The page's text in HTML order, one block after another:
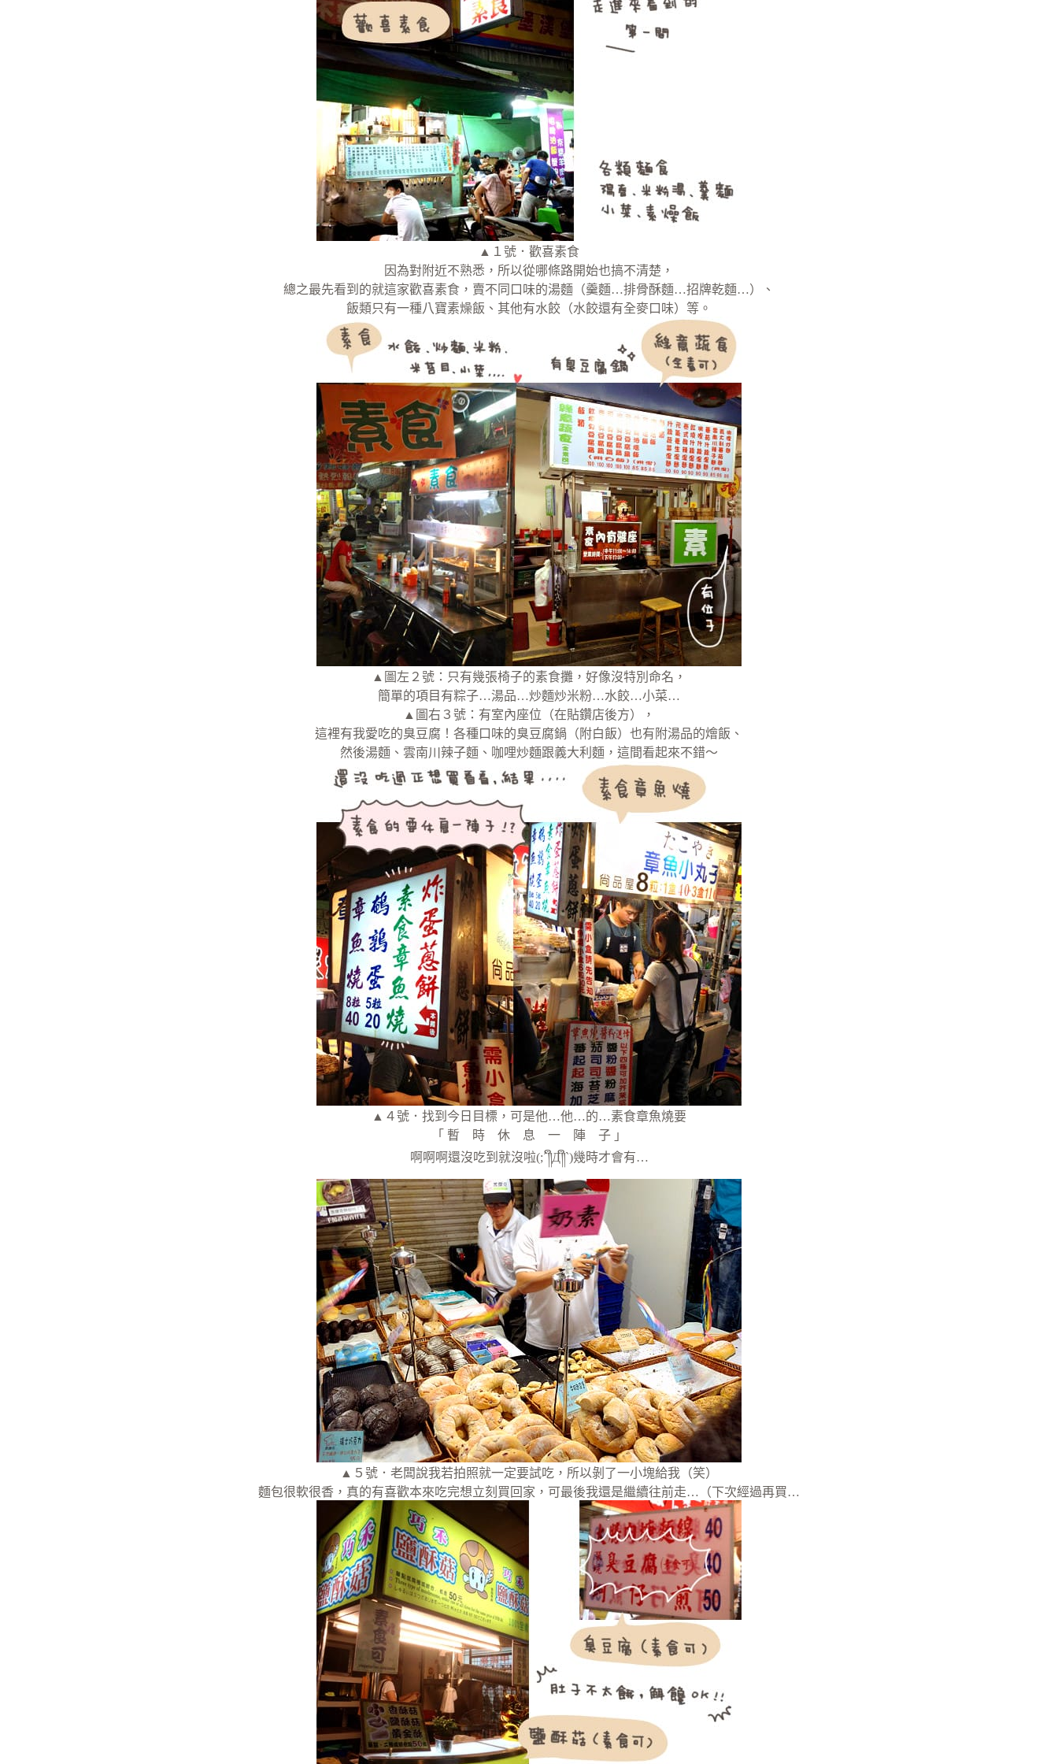
▲１號．歡喜素食
因為對附近不熟悉，所以從哪條路開始也搞不清楚，
總之最先看到的就這家歡喜素食，賣不同口味的湯麵（羹麵…排骨酥麵…招牌乾麵…）、
飯類只有一種八寶素燥飯、其他有水餃（水餃還有全麥口味）等。
▲圖左２號：只有幾張椅子的素食攤，好像沒特別命名，
簡單的項目有粽子…湯品…炒麵炒米粉…水餃…小菜…
▲圖右３號：有室內座位（在貼鑽店後方），
這裡有我愛吃的臭豆腐！各種口味的臭豆腐鍋（附白飯）也有附湯品的燴飯、
然後湯麵、雲南川辣子麵、咖哩炒麵跟義大利麵，這間看起來不錯～
▲４號．找到今日目標，可是他…他…的…素食章魚燒要
「 暫 時 休 息 一 陣 子 」
啊啊啊還沒吃到就沒啦(;´༎ຶД༎ຶ`)幾時才會有…
▲５號．老闆說我若拍照就一定要試吃，所以剝了一小塊給我（笑）
麵包很軟很香，真的有喜歡本來吃完想立刻買回家，可最後我還是繼續往前走…（下次經過再買…